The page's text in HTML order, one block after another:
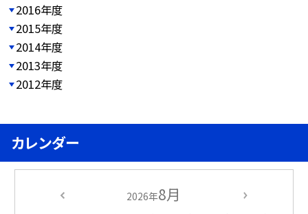
2016年度
2015年度
2014年度
2013年度
2012年度
カレンダー
2026年8月